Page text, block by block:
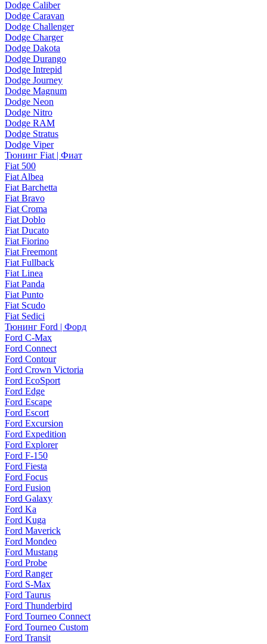
Dodge Caliber
Dodge Caravan
Dodge Challenger
Dodge Charger
Dodge Dakota
Dodge Durango
Dodge Intrepid
Dodge Journey
Dodge Magnum
Dodge Neon
Dodge Nitro
Dodge RAM
Dodge Stratus
Dodge Viper
Тюнинг Fiat | Фиат
Fiat 500
Fiat Albea
Fiat Barchetta
Fiat Bravo
Fiat Croma
Fiat Doblo
Fiat Ducato
Fiat Fiorino
Fiat Freemont
Fiat Fullback
Fiat Linea
Fiat Panda
Fiat Punto
Fiat Scudo
Fiat Sedici
Тюнинг Ford | Форд
Ford C-Max
Ford Connect
Ford Contour
Ford Crown Victoria
Ford EcoSport
Ford Edge
Ford Escape
Ford Escort
Ford Excursion
Ford Expedition
Ford Explorer
Ford F-150
Ford Fiesta
Ford Focus
Ford Fusion
Ford Galaxy
Ford Ka
Ford Kuga
Ford Maverick
Ford Mondeo
Ford Mustang
Ford Probe
Ford Ranger
Ford S-Max
Ford Taurus
Ford Thunderbird
Ford Tourneo Connect
Ford Tourneo Custom
Ford Transit